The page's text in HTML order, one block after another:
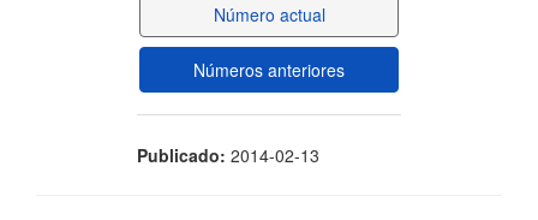
Número actual
Números anteriores
Publicado: 2014-02-13